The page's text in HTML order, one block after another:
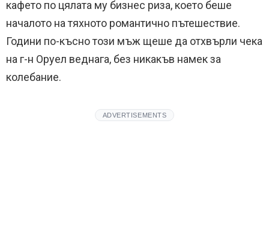
кафето по цялата му бизнес риза, което беше
началото на тяхното романтично пътешествие.
Години по-късно този мъж щеше да отхвърли чека
на г-н Оруел веднага, без никакъв намек за
колебание.
ADVERTISEMENTS